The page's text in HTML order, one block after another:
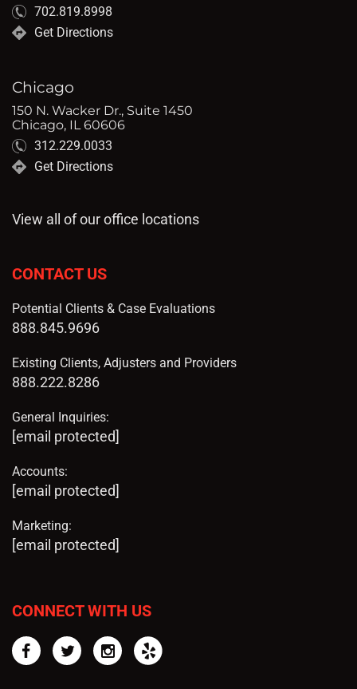
702.819.8998
Get Directions
Chicago
150 N. Wacker Dr., Suite 1450
Chicago, IL 60606
312.229.0033
Get Directions
View all of our office locations
CONTACT US
Potential Clients & Case Evaluations
888.845.9696
Existing Clients, Adjusters and Providers
888.222.8286
General Inquiries:
[email protected]
Accounts:
[email protected]
Marketing:
[email protected]
CONNECT WITH US
FacebookTwitterInstagram